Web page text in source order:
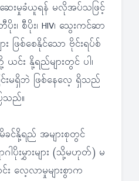
ေးမှုခံယူရန် မလိုအပ်သဖြင့်
၊ စီပိုး၊ HIV၊ သွေးကင်ဆာ
း ဖြစ်စေနိုင်သော ဗိုင်းရပ်စ်
ယင်း နို့ရည်များတွင် ပါ၊
းမရှိဘဲ ဖြစ်နေလေ့ ရှိသည်
သည်။
ခင်နို့ရည် အများစုတွင်
ဂါပိုးမွှားများ (သို့မဟုတ်) မ
င်း လေ့လာမှုများစွာက